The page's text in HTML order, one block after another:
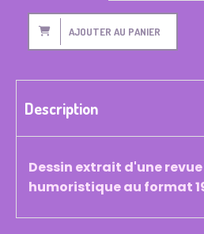
AJOUTER AU PANIER
Description
Dessin extrait d'une
humoristique au format